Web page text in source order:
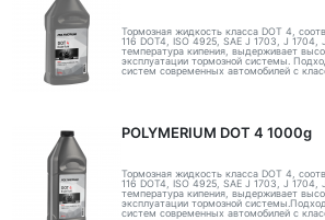
Тормозная жидкость класса DOT 4,
116 DOT4, ISO 4925, SAE J 1703, J
температура кипения, выдерживает
эксплуатации тормозной системы.
систем современных автомобилей с
POLYMERIUM DOT 4 1000g
Тормозная жидкость класса DOT 4,
116 DOT4, ISO 4925, SAE J 1703, J 1704,
температура кипения, выдерживает
эксплуатации тормозной
систем современных автомобилей с